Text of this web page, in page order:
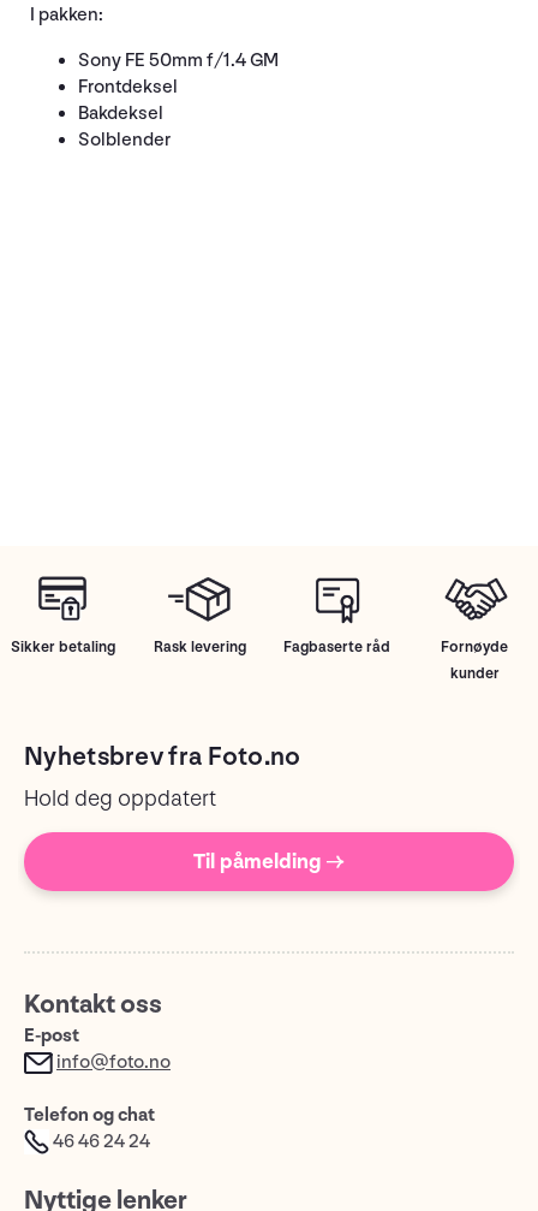
I pakken:
Sony FE 50mm f/1.4 GM
Frontdeksel
Bakdeksel
Solblender
Sikker betaling Rask levering Fagbaserte råd
Fornøyde
kunder
Nyhetsbrev fra Foto.no
Hold deg oppdatert
Til påmelding →
Kontakt oss
E-post
info@foto.no
Telefon og chat
46 46 24 24
Nyttige lenker